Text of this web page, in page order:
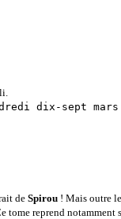
dix-sept mars
de Spirou! Mais outre le
reprend